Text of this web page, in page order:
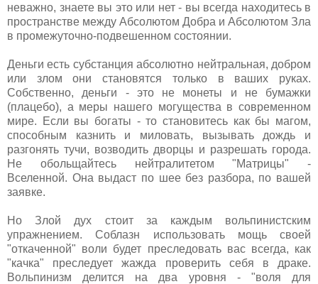
неважно, знаете вы это или нет - вы всегда находитесь в
пространстве между Абсолютом Добра и Абсолютом Зла
в промежуточно-подвешенном состоянии.
Деньги есть субстанция абсолютно нейтральная, добром
или злом они становятся только в ваших руках.
Собственно, деньги - это не монеты и не бумажки
(плацебо), а меры нашего могущества в современном
мире. Если вы богаты - то становитесь как бы магом,
способным казнить и миловать, вызывать дождь и
разгонять тучи, возводить дворцы и разрешать города.
Не обольщайтесь нейтралитетом "Матрицы" -
Вселенной. Она выдаст по шее без разбора, по вашей
заявке.
Но Злой дух стоит за каждым вольпинистским
упражнением. Соблазн использовать мощь своей
"откаченной" воли будет преследовать вас всегда, как
"качка" преследует жажда проверить себя в драке.
Вольпинизм делится на два уровня - "воля для